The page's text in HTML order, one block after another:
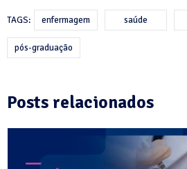
TAGS: enfermagem saúde
pós-graduação
Posts relacionados